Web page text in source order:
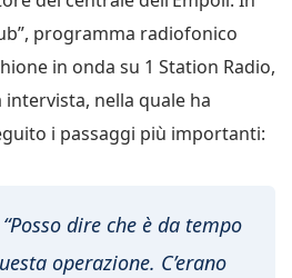
programma radiofonico
in onda su 1 Station Radio,
nella quale ha
i passaggi più importanti:
dire che è da tempo
operazione. C’erano